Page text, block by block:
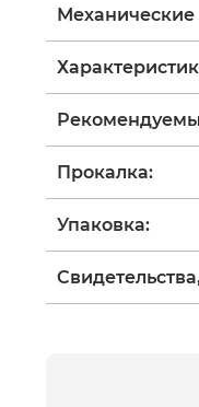
Механические
Прокалка:
Упаковка: